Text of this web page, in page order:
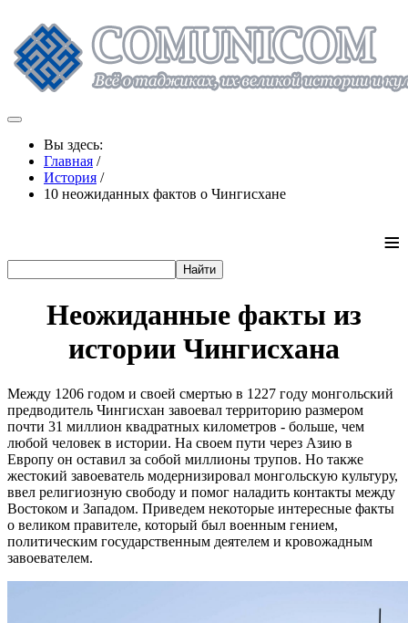
Вы здесь:
Главная /
История /
10 неожиданных фактов о Чингисхане
≡
Неожиданные факты из
истории Чингисхана
Между 1206 годом и своей смертью в 1227 году монгольский
предводитель Чингисхан завоевал территорию размером
почти 31 миллион квадратных километров - больше, чем
любой человек в истории. На своем пути через Азию в
Европу он оставил за собой миллионы трупов. Но также
жестокий завоеватель модернизировал монгольскую культуру,
ввел религиозную свободу и помог наладить контакты между
Востоком и Западом. Приведем некоторые интересные факты
о великом правителе, который был военным гением,
политическим государственным деятелем и кровожадным
завоевателем.